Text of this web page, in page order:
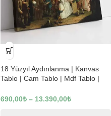
-23%
18 Yüzyıl Aydınlanma | Kanvas
Tablo | Cam Tablo | Mdf Tablo |
690,00₺ – 13.390,00₺